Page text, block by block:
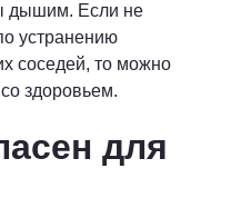
дышим. Если не
устранению
соседей, то можно
здоровьем.
для